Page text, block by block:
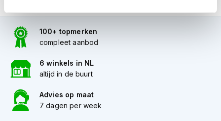
c
k
h
e
m
e
n
H
e
100+ topmerken
compleet aanbod
6 winkels in NL
altijd in de buurt
Advies op maat
7 dagen per week